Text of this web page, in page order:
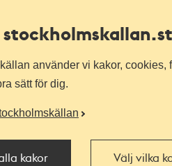
stockholmskallan
använder vi kakor,
sätt för dig.
kakor Välj vilka